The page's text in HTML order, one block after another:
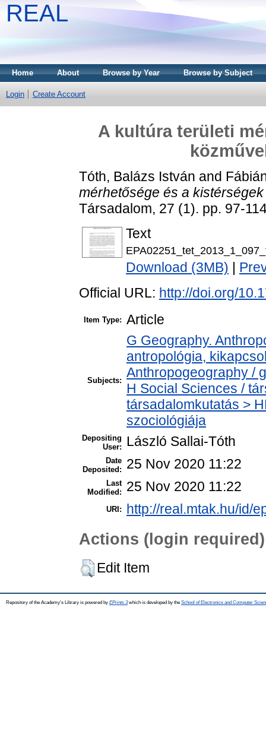
REAL
Home About Browse by Year Browse by Subject
Login Create Account
A kultúra területi
Tóth, Balázs István and
mérhetősége és a
Társadalom, 27 (1). pp. 97-
Text
Download (3MB)
Official URL: http://doi.org/
Item Type: Article
Subjects:
G Geography.
antropológia,
Anthropogeography /
H Social Sciences /
társadalomkutatás >
szociológiája
Depositing
User:
László Sallai-Tóth
Date
Deposited:
25 Nov 2020 11:22
Last
Modified:
25 Nov 2020 11:22
URI: http://real.mtak.hu/id/
Actions (login required)
Edit Item
Repository of the Academy's Library is powered by EPrints 3which is developed by the School of Electronics and Computer